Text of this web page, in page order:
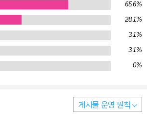
65.6%
28.1%
3.1%
3.1%
0%
게시물 운영 원칙